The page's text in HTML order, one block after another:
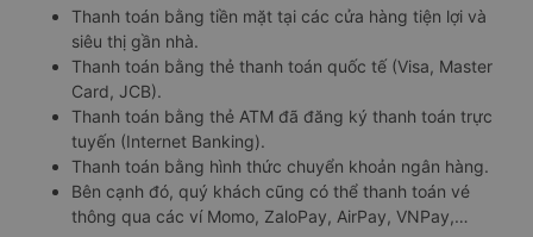
Thanh toán bằng tiền mặt tại các cửa hàng tiện lợi và
siêu thị gần nhà.
Thanh toán bằng thẻ thanh toán quốc tế (Visa, Master
Card, JCB).
Thanh toán bằng thẻ ATM đã đăng ký thanh toán trực
tuyến (Internet Banking).
Thanh toán bằng hình thức chuyển khoản ngân hàng.
Bên cạnh đó, quý khách cũng có thể thanh toán vé
thông qua các ví Momo, ZaloPay, AirPay, VNPay,…